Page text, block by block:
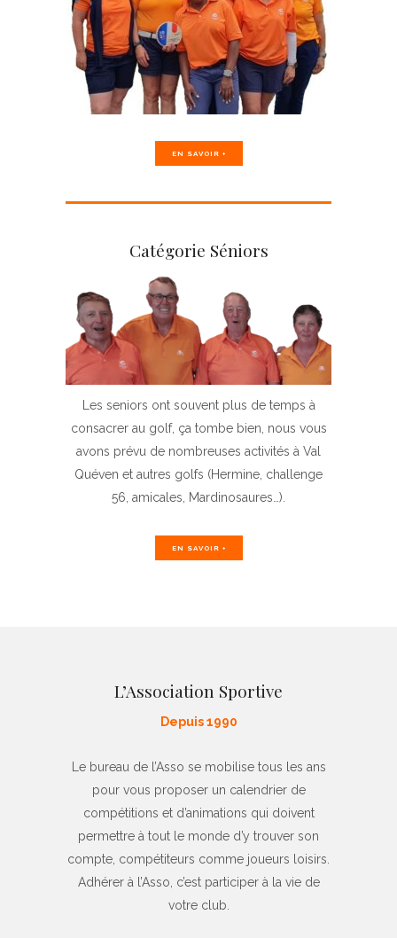
EN SAVOIR +
Catégorie Séniors
Les seniors ont souvent plus de temps à
consacrer au golf, ça tombe bien, nous vous
avons prévu de nombreuses activités à Val
Quéven et autres golfs (Hermine, challenge
56, amicales, Mardinosaures…).
EN SAVOIR +
L’Association Sportive
Depuis 1990
Le bureau de l’Asso se mobilise tous les ans
pour vous proposer un calendrier de
compétitions et d’animations qui doivent
permettre à tout le monde d’y trouver son
compte, compétiteurs comme joueurs loisirs.
Adhérer à l’Asso, c’est participer à la vie de
votre club.